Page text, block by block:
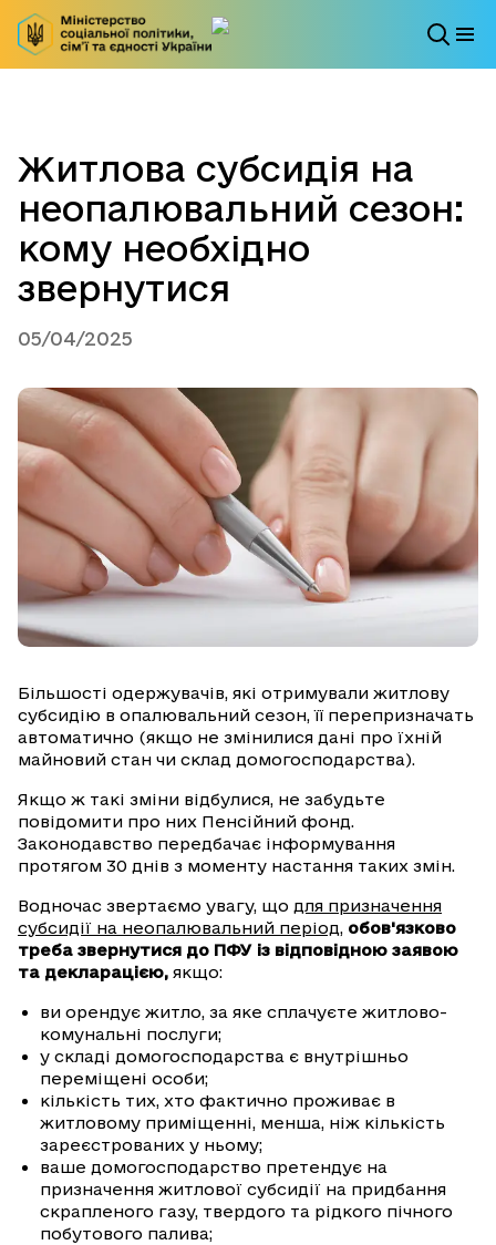
Житлова субсидія на
неопалювальний сезон:
кому необхідно
звернутися
05/04/2025
Більшості одержувачів, які отримували житлову
субсидію в опалювальний сезон, її перепризначать
автоматично (якщо не змінилися дані про їхній
майновий стан чи склад домогосподарства).
Якщо ж такі зміни відбулися, не забудьте
повідомити про них Пенсійний фонд.
Законодавство передбачає інформування
протягом 30 днів з моменту настання таких змін.
Водночас звертаємо увагу, що для призначення
субсидії на неопалювальний період, обов'язково
треба звернутися до ПФУ із відповідною заявою
та декларацією, якщо:
ви орендує житло, за яке сплачуєте житлово-
комунальні послуги;
у складі домогосподарства є внутрішньо
переміщені особи;
кількість тих, хто фактично проживає в
житловому приміщенні, менша, ніж кількість
зареєстрованих у ньому;
ваше домогосподарство претендує на
призначення житлової субсидії на придбання
скрапленого газу, твердого та рідкого пічного
побутового палива;